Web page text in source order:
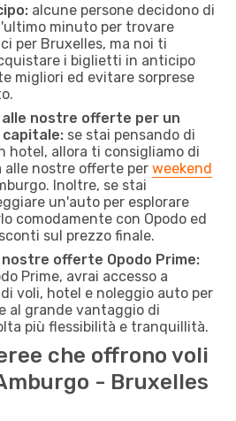
alcune persone decidono di
minuto per trovare
per Bruxelles, ma noi ti
i biglietti in anticipo
migliori ed evitare sorprese
nostre offerte per un
capitale: se stai pensando di
hotel, allora ti consigliamo di
nostre offerte per weekend
Inoltre, se stai
un'auto per esplorare
comodamente con Opodo ed
sul prezzo finale.
offerte Opodo Prime:
Prime, avrai accesso a
voli, hotel e noleggio auto per
al grande vantaggio di
più flessibilità e tranquillità.
che offrono voli
- Bruxelles